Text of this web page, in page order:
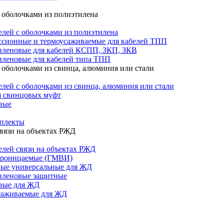
из полиэтилена
с оболочками из полиэтилена
и термоусаживаемые для кабелей ТПП
для кабелей КСПП, ЗКП, ЗКВ
для кабелей типа ТПП
из свинца, алюминия или стали
с оболочками из свинца, алюминия или стали
свинцовых муфт
на объектах РЖД
связи на объектах РЖД
(ГМВИ)
универсальные для ЖД
защитные
для ЖД
для ЖД